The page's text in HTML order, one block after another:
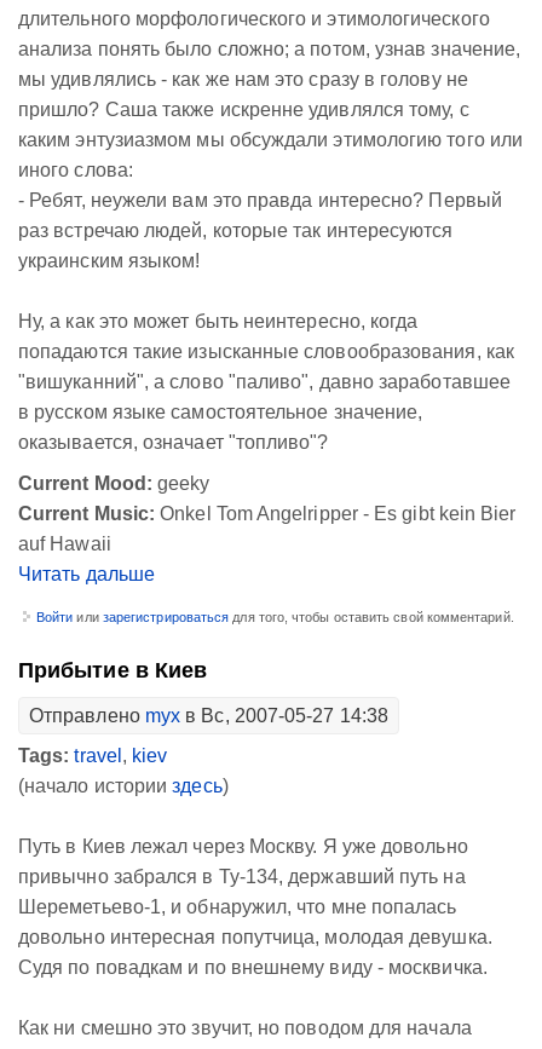
длительного морфологического и этимологического
анализа понять было сложно; а потом, узнав значение,
мы удивлялись - как же нам это сразу в голову не
пришло? Саша также искренне удивлялся тому, с
каким энтузиазмом мы обсуждали этимологию того или
иного слова:
- Ребят, неужели вам это правда интересно? Первый
раз встречаю людей, которые так интересуются
украинским языком!
Ну, а как это может быть неинтересно, когда
попадаются такие изысканные словообразования, как
"вишуканний", а слово "паливо", давно заработавшее
в русском языке самостоятельное значение,
оказывается, означает "топливо"?
Current Mood: geeky
Current Music: Onkel Tom Angelripper - Es gibt kein Bier
auf Hawaii
Читать дальше
Войти или зарегистрироваться для того, чтобы оставить свой комментарий.
Прибытие в Киев
Отправлено myx в Вс, 2007-05-27 14:38
Tags:travel , kiev
(начало историиздесь)
Путь в Киев лежал через Москву. Я уже довольно
привычно забрался в Ту-134, державший путь на
Шереметьево-1, и обнаружил, что мне попалась
довольно интересная попутчица, молодая девушка.
Судя по повадкам и по внешнему виду - москвичка.
Как ни смешно это звучит, но поводом для начала